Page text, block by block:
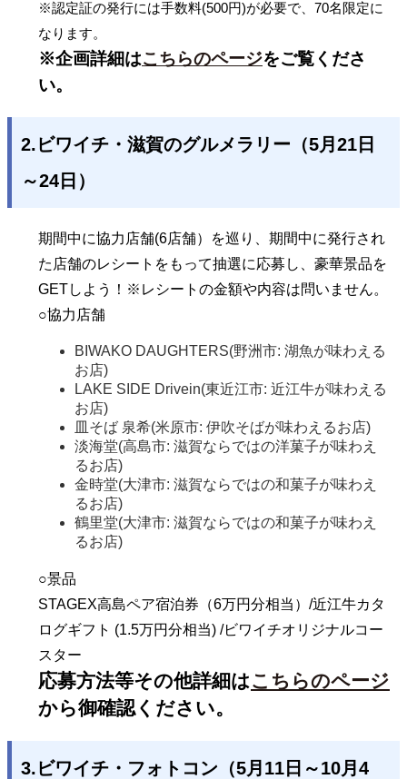
※認定証の発行には手数料(500円)が必要で、70名限定に
なります。
※企画詳細はこちらのページをご覧くださ
い。
2.ビワイチ・滋賀のグルメラリー（5月21日
～24日）
期間中に協力店舗(6店舗）を巡り、期間中に発行され
た店舗のレシートをもって抽選に応募し、豪華景品を
GETしよう！※レシートの金額や内容は問いません。
○協力店舗
BIWAKO DAUGHTERS(野洲市: 湖魚が味わえる
お店)
LAKE SIDE Drivein(東近江市: 近江牛が味わえる
お店)
皿そば 泉希(米原市: 伊吹そばが味わえるお店)
淡海堂(高島市: 滋賀ならではの洋菓子が味わえ
るお店)
金時堂(大津市: 滋賀ならではの和菓子が味わえ
るお店)
鶴里堂(大津市: 滋賀ならではの和菓子が味わえ
るお店)
○景品
STAGEX高島ペア宿泊券（6万円分相当）/近江牛カタ
ログギフト (1.5万円分相当) /ビワイチオリジナルコー
スター
応募方法等その他詳細はこちらのページ
から御確認ください。
3.ビワイチ・フォトコン（5月11日～10月4